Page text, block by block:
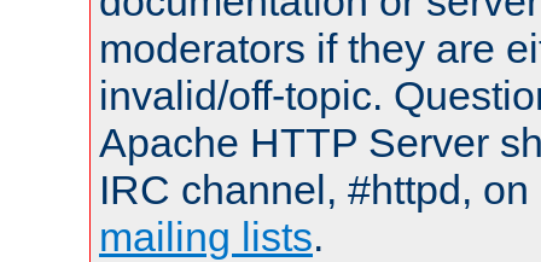
moderators if they are
invalid/off-topic.
Apache HTTP Server
IRC channel, #httpd,
mailing lists.